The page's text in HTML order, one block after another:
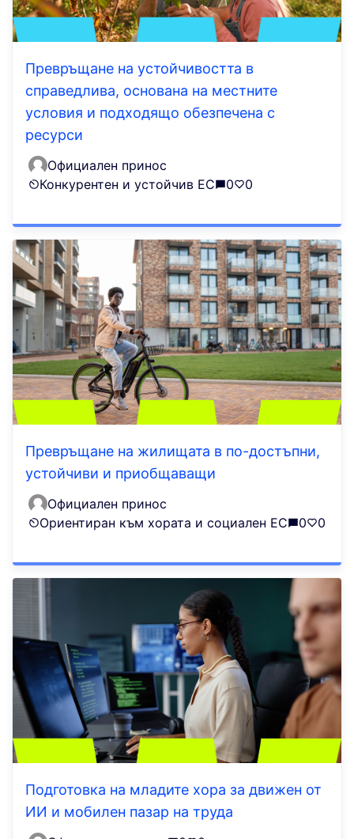
Превръщане на устойчивостта в
справедлива, основана на местните
условия и подходящо обезпечена с
ресурси
Официален принос
Конкурентен и устойчив ЕС
0 0
Превръщане на жилищата в по-достъпни,
устойчиви и приобщаващи
Официален принос
Ориентиран към хората и социален ЕС
0 0
Подготовка на младите хора за движен от
ИИ и мобилен пазар на труда